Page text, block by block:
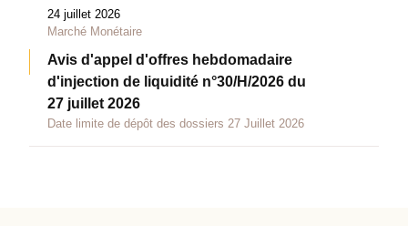
24 juillet 2026
Marché Monétaire
Avis d'appel d'offres hebdomadaire
d'injection de liquidité n°30/H/2026 du
27 juillet 2026
Date limite de dépôt des dossiers 27 Juillet 2026